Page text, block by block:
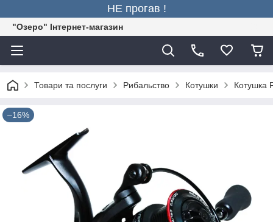
НЕ прогав !
"Озеро" Інтернет-магазин
Товари та послуги Рибальство Котушки Котушка
–16%